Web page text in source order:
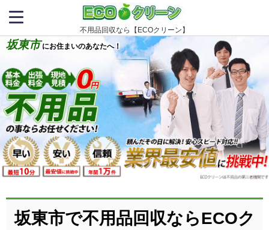
不用品回収なら【ECOクリーン】
坂東市 にお住まいのあなたへ！
坂東市で不用品回収ならECOク